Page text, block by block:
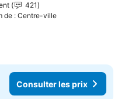
421
de : Centre-ville
Consulter les prix